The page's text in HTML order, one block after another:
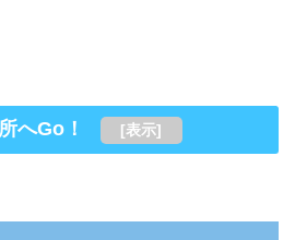
へGo！ [表示]